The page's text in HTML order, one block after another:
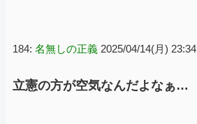
184: 名無しの正義 2025/04/14(月)
立憲の方が空気なんだよなぁ…